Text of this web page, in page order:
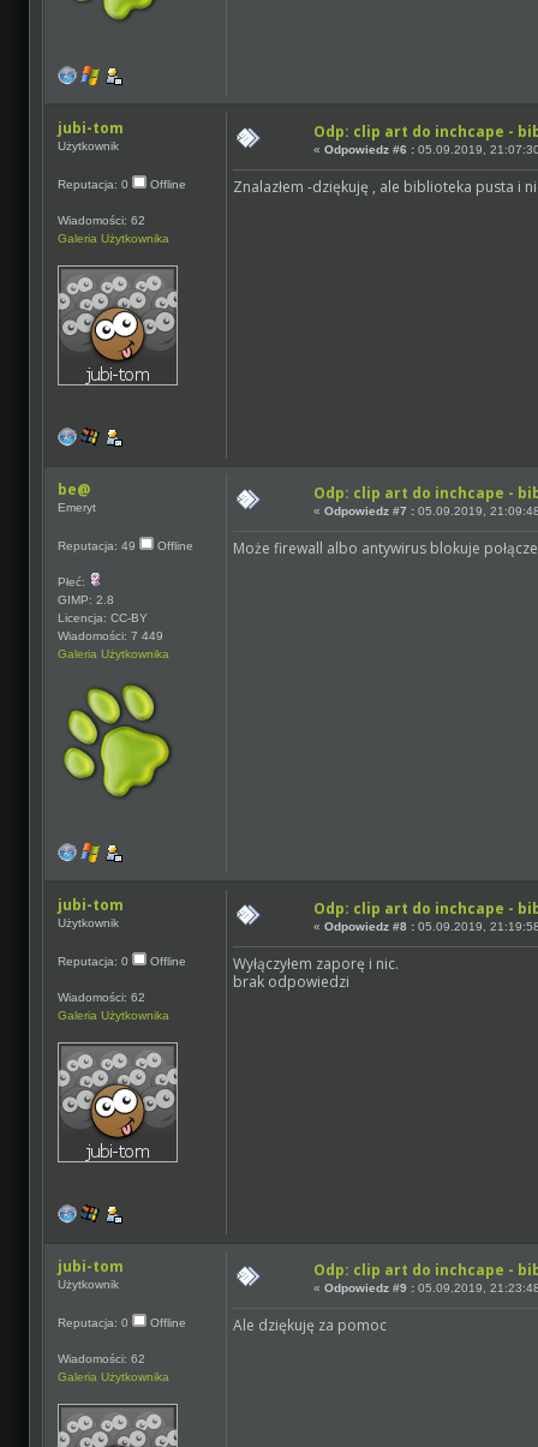
jubi-tom
Użytkownik
Reputacja: 0 Offline
Wiadomości: 62
Galeria Użytkownika
Odp: clip art do inchcape -
«Odpowiedz #6 : 05.09.2019,
Znalazłem -dziękuję , ale biblioteka pusta i
be@
Emeryt
Reputacja: 49 Offline
Płeć:
GIMP: 2.8
Licencja: CC-BY
Wiadomości: 7 449
Galeria Użytkownika
Odp: clip art do inchcape -
«Odpowiedz #7 : 05.09.2019,
Może firewall albo antywirus blokuje
jubi-tom
Użytkownik
Reputacja: 0 Offline
Wiadomości: 62
Galeria Użytkownika
Odp: clip art do inchcape -
«Odpowiedz #8 : 05.09.2019,
Wyłączyłem zaporę i nic.
brak odpowiedzi
jubi-tom
Użytkownik
Reputacja: 0 Offline
Wiadomości: 62
Galeria Użytkownika
Odp: clip art do inchcape -
«Odpowiedz #9 : 05.09.2019,
Ale dziękuję za pomoc